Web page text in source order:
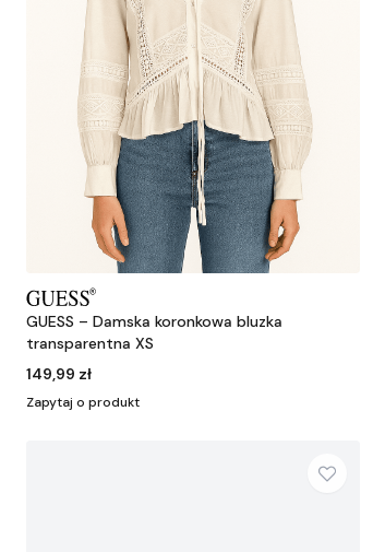
GUESS – Damska koronkowa bluzka
transparentna XS
149,99 zł
Zapytaj o produkt